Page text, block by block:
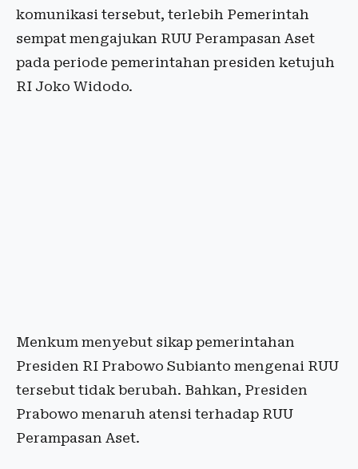
komunikasi tersebut, terlebih Pemerintah
sempat mengajukan RUU Perampasan Aset
pada periode pemerintahan presiden ketujuh
RI Joko Widodo.
Menkum menyebut sikap pemerintahan
Presiden RI Prabowo Subianto mengenai RUU
tersebut tidak berubah. Bahkan, Presiden
Prabowo menaruh atensi terhadap RUU
Perampasan Aset.